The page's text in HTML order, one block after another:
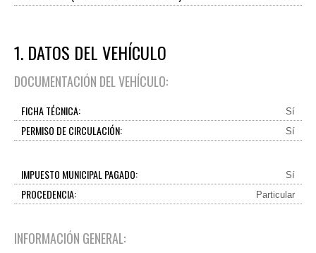
1. DATOS DEL VEHÍCULO
DOCUMENTACIÓN DEL VEHÍCULO:
FICHA TÉCNICA: Sí
PERMISO DE CIRCULACIÓN: Sí
IMPUESTO MUNICIPAL PAGADO: Sí
PROCEDENCIA: Particular
INFORMACIÓN GENERAL: